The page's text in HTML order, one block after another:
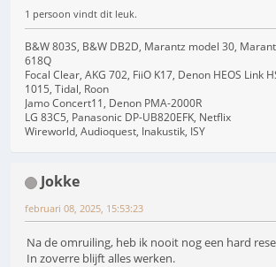
1 persoon vindt dit leuk.
B&W 803S, B&W DB2D, Marantz model 30,
618Q
Focal Clear, AKG 702, FiiO K17, Denon HEOS Link
1015, Tidal, Roon
Jamo Concert11, Denon PMA-2000R
LG 83C5, Panasonic DP-UB820EFK, Netflix
Wireworld, Audioquest, Inakustik, ISY
Jokke
februari 08, 2025, 15:53:23
Na de omruiling, heb ik nooit nog een hard
In zoverre blijft alles werken.